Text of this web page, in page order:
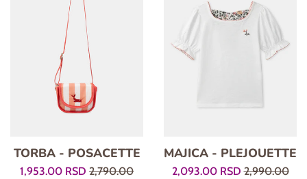
TORBA - POSACETTE
Prodajna
1,953.00 RSD Regularna
2,790.00
MAJICA - PLEJOUETTE
Prodajna
2,093.00 RSDRegularna
2,990.00